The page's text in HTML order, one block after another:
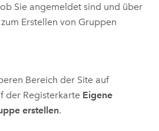
Sie angemeldet sind und über
zum Erstellen von Gruppen
Bereich der Site auf
der Registerkarte Eigene
erstellen.